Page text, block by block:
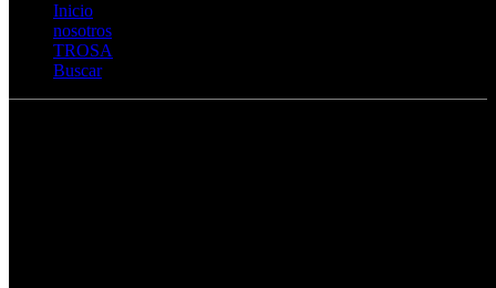
Inicio
nosotros
TROSA
Buscar